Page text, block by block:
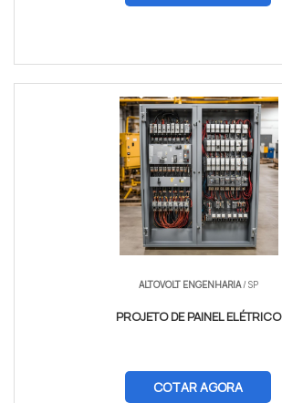
ALTOVOLT ENGENHARIA/ SP
PROJETO DE PAINEL ELÉTRICO
COTAR AGORA